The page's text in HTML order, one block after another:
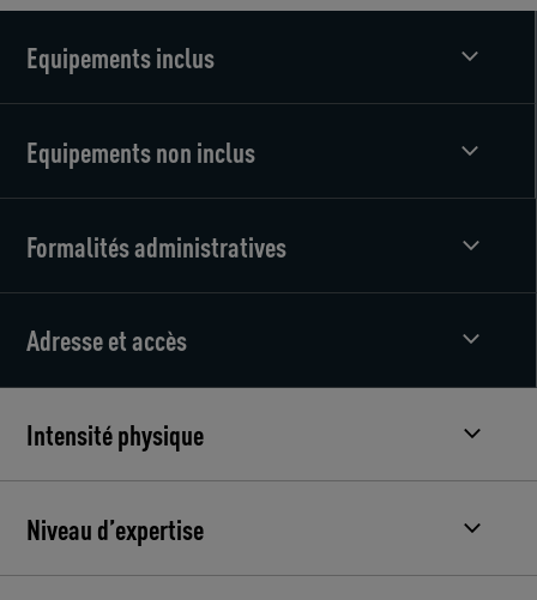
Equipements inclus
Equipements non inclus
Formalités administratives
Adresse et accès
Intensité physique
Niveau d’expertise